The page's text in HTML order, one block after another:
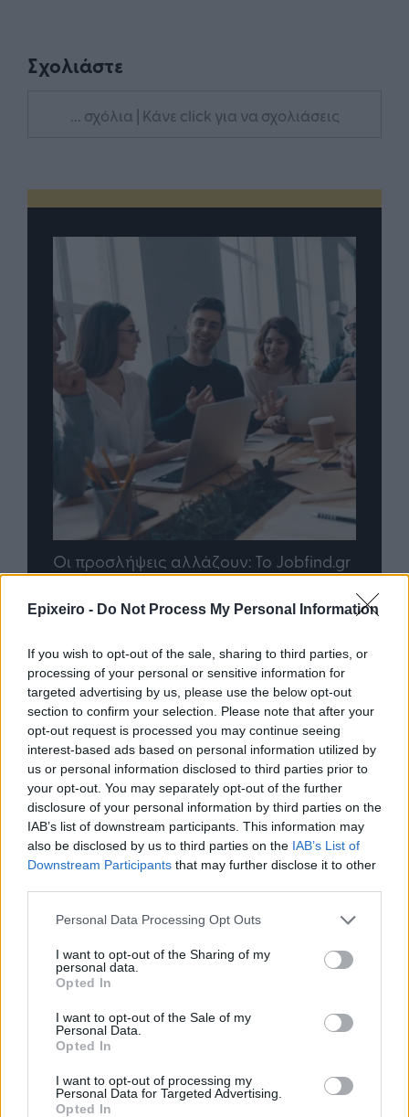
Epixeiro - Do Not Process My Personal Information
If you wish to opt-out of the sale, sharing to third parties, or
processing of your personal or sensitive information for
targeted advertising by us, please use the below opt-out
section to confirm your selection. Please note that after your
opt-out request is processed you may continue seeing
interest-based ads based on personal information utilized by
us or personal information disclosed to third parties prior to
your opt-out. You may separately opt-out of the further
disclosure of your personal information by third parties on the
IAB’s list of downstream participants. This information may
also be disclosed by us to third parties on the IAB’s List of
Downstream Participants that may further disclose it to other
Personal Data Processing Opt Outs
I want to opt-out of the Sharing of my
personal data.
Opted In
I want to opt-out of the Sale of my
Personal Data.
Opted In
I want to opt-out of processing my
Personal Data for Targeted Advertising.
Opted In
Σχολιάστε
... σχόλια | Κάνε click για να σχολιάσεις
TP Greece: Πώς διαμορφώνεται το
μέλλον του Insurance στην εποχή του AI
σου
Advertorial
Περισσότερα από το
Ταχιάος: Ξεκινούν από απόψε τα
δοκιμαστικά δρομολόγια της
επέκτασης του Μετρό
Καλαμαριά
07/08/26 16:44
Ειδικό Χωροταξικό Πλαίσιο για
τον Τουρισμό: Οι αλλαγές που
07/08/26|16:03
Υπεγράφη η σύμβαση για τα
Συστήματα Αεροναυτιλίας του